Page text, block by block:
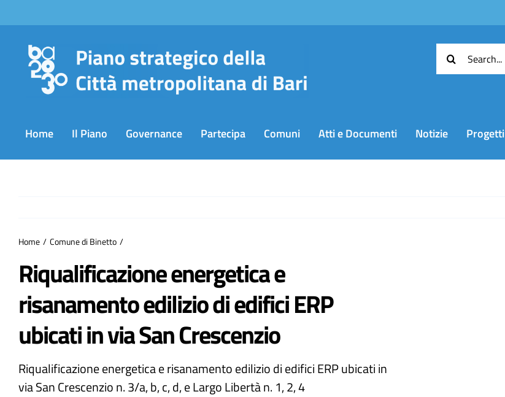
al
contenuto
Cerca
per:
Home Il Piano Governance Partecipa Comuni Atti e Documenti Notizie Progetti
Home Comune di Binetto
Riqualificazione energetica e
risanamento edilizio di edifici ERP
ubicati in via San Crescenzio
Riqualificazione energetica e risanamento edilizio di edifici ERP ubicati in
via San Crescenzio n. 3/a, b, c, d, e Largo Libertà n. 1, 2, 4